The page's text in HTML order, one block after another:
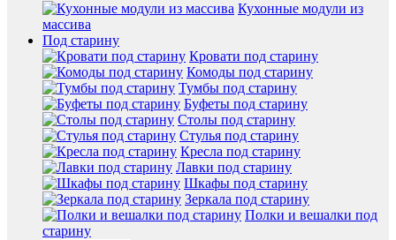
Кухонные модули из
массива
Под старину
Кровати под старину
Комоды под старину
Тумбы под старину
Буфеты под старину
Столы под старину
Стулья под старину
Кресла под старину
Лавки под старину
Шкафы под старину
Зеркала под старину
Полки и вешалки под
старину